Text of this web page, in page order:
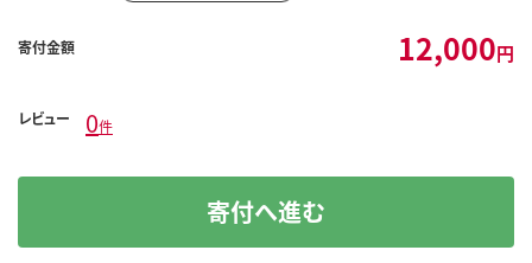
寄付金額 12,000円
レビュー 0件
寄付へ進む